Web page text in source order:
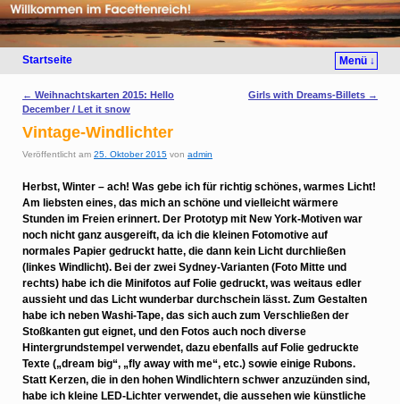
Startseite Menü ↓
Artikelnavigation
← Weihnachtskarten 2015: Hello
December / Let it snow
Girls with Dreams-Billets →
Vintage-Windlichter
Veröffentlicht am 25. Oktober 2015 von admin
Herbst, Winter – ach! Was gebe ich für richtig schönes, warmes Licht!
Am liebsten eines, das mich an schöne und vielleicht wärmere
Stunden im Freien erinnert. Der Prototyp mit New York-Motiven war
noch nicht ganz ausgereift, da ich die kleinen Fotomotive auf
normales Papier gedruckt hatte, die dann kein Licht durchließen
(linkes Windlicht). Bei der zwei Sydney-Varianten (Foto Mitte und
rechts) habe ich die Minifotos auf Folie gedruckt, was weitaus edler
aussieht und das Licht wunderbar durchschein lässt. Zum Gestalten
habe ich neben Washi-Tape, das sich auch zum Verschließen der
Stoßkanten gut eignet, und den Fotos auch noch diverse
Hintergrundstempel verwendet, dazu ebenfalls auf Folie gedruckte
Texte („dream big“, „fly away with me“, etc.) sowie einige Rubons.
Statt Kerzen, die in den hohen Windlichtern schwer anzuzünden sind,
habe ich kleine LED-Lichter verwendet, die aussehen wie künstliche